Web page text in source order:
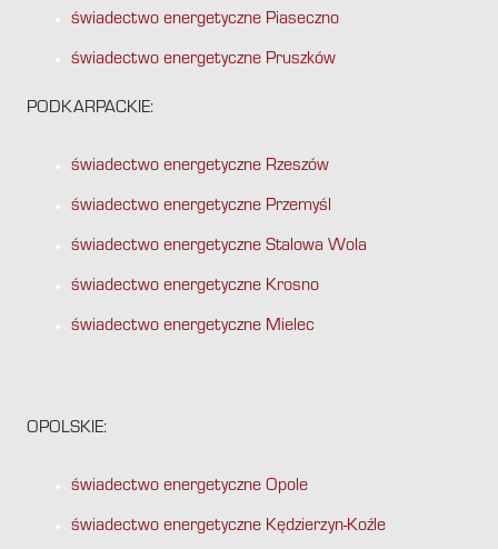
świadectwo energetyczne Piaseczno
świadectwo energetyczne Pruszków
PODKARPACKIE:
świadectwo energetyczne Rzeszów
świadectwo energetyczne Przemyśl
świadectwo energetyczne Stalowa Wola
świadectwo energetyczne Krosno
świadectwo energetyczne Mielec
OPOLSKIE:
świadectwo energetyczne Opole
świadectwo energetyczne Kędzierzyn-Koźle